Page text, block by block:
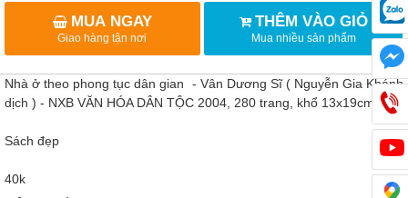
MUA NGAY
Giao hàng tận nơi
THÊM VÀO GIỎ
Mua nhiều sản phẩm
Nhà ở theo phong tục dân gian - Vân Dương Sĩ ( Nguyễn Gia Khánh
dịch ) - NXB VĂN HÓA DÂN TỘC 2004, 280 trang, khổ 13x19cm
Sách đẹp
40k